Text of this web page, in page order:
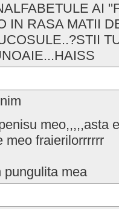
AI
IN RASA MATII
meo,,,,,asta
meo fraierilorrrrrr
pungulita mea